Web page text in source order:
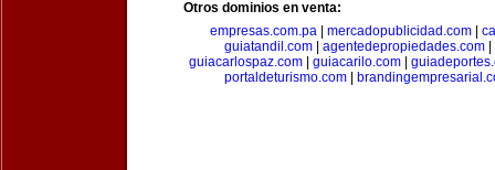
Otros dominios en venta:
empresas.com.pa
mercadopublicidad.com
guiatandil.com| agentedepropiedades.com|
guiacarlospaz.com
guiacarilo.com
portaldeturismo.com